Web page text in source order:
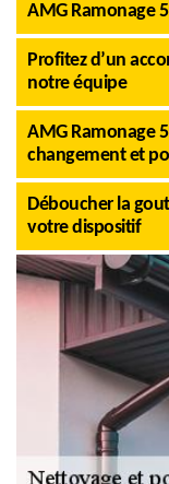
AMG Ramonage
Profitez d’un
notre équipe
AMG Ramonage
changement et
Déboucher la
votre dispositif